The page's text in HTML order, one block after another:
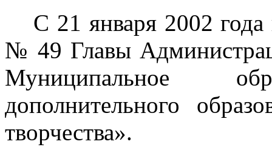
С 21 января 2002
№ 49 Главы
Муниципальное
дополнительного
творчества».